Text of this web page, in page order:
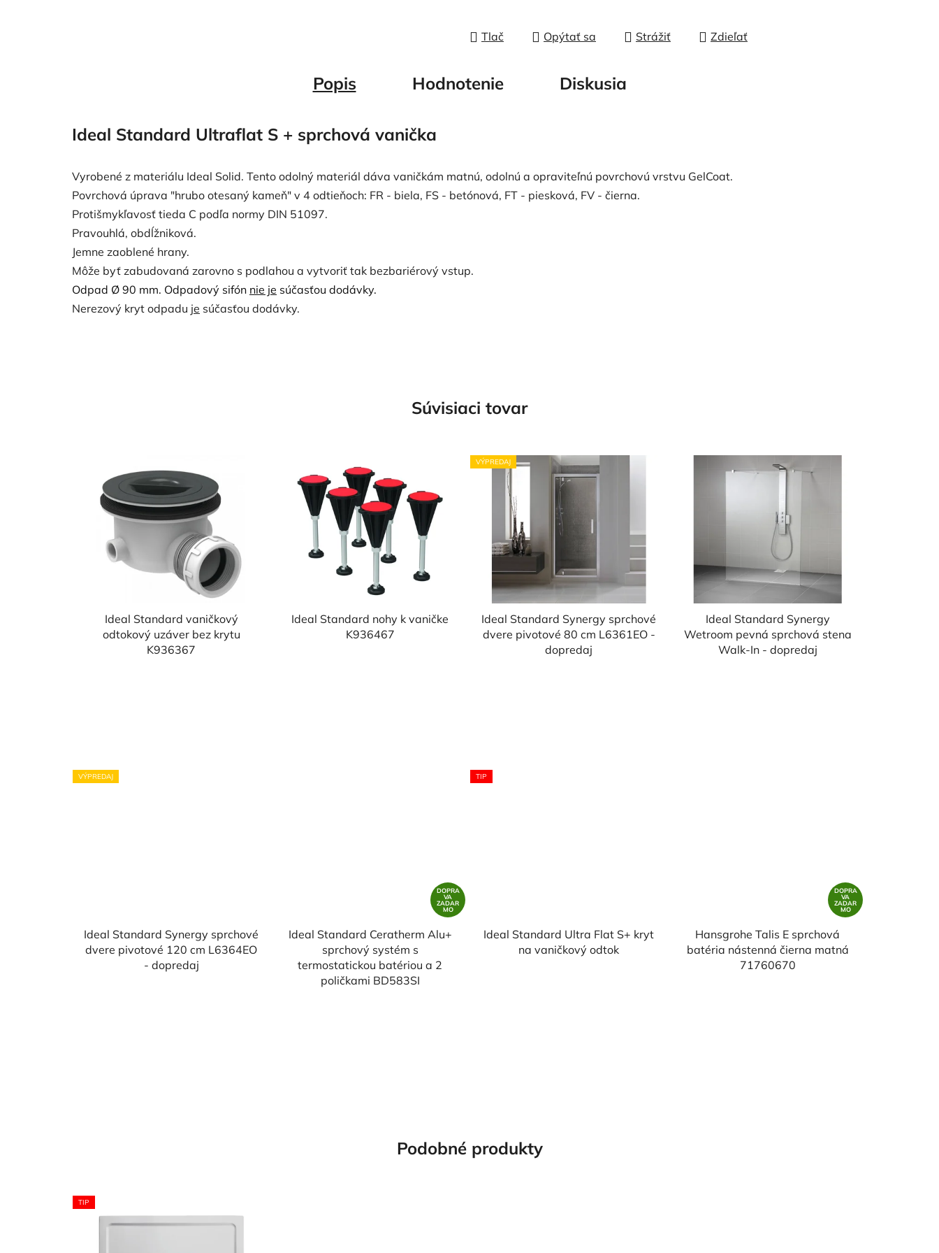
Tlač Opýtať sa Strážiť Zdieľať
Popis Hodnotenie Diskusia
Ideal Standard Ultraflat S + sprchová vanička
Vyrobené z materiálu Ideal Solid. Tento odolný materiál dáva vaničkám matnú, odolnú a opraviteľnú povrchovú vrstvu GelCoat.
Povrchová úprava "hrubo otesaný kameň" v 4 odtieňoch: FR - biela, FS - betónová, FT - piesková, FV - čierna.
Protišmykľavosť tieda C podľa normy DIN 51097.
Pravouhlá, obdĺžniková.
Jemne zaoblené hrany.
Môže byť zabudovaná zarovno s podlahou a vytvoriť tak bezbariérový vstup.
Odpad Ø 90 mm. Odpadový sifón nie je súčasťou dodávky.
Nerezový kryt odpadu je súčasťou dodávky.
Súvisiaci tovar
Ideal Standard vaničkový
odtokový uzáver bez krytu
K936367
Ideal Standard nohy k vaničke
K936467
VÝPREDAJ
Ideal Standard Synergy sprchové
dvere pivotové 80 cm L6361EO -
dopredaj
Ideal Standard Synergy
Wetroom pevná sprchová stena
Walk-In - dopredaj
VÝPREDAJ
Ideal Standard Synergy sprchové
dvere pivotové 120 cm L6364EO
- dopredaj
DOPRA
VA
ZADAR
MO
Ideal Standard Ceratherm Alu+
sprchový systém s
termostatickou batériou a 2
poličkami BD583SI
TIP
Ideal Standard Ultra Flat S+ kryt
na vaničkový odtok
DOPRA
VA
ZADAR
MO
Hansgrohe Talis E sprchová
batéria nástenná čierna matná
71760670
Podobné produkty
TIP